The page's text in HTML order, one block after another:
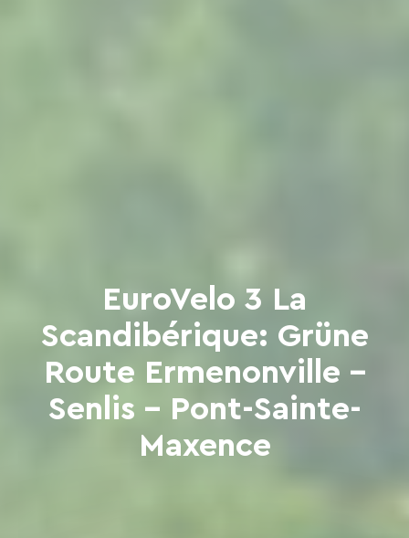
EuroVelo 3 La
Scandibérique: Grüne
Route Ermenonville –
Senlis – Pont-Sainte-
Maxence